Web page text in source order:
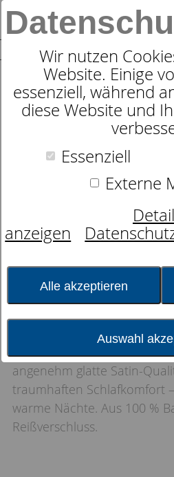
Wir nutzen
Website. Einige
essenziell, während
diese Website und
Essenziell
Externe
anzeigen
Alle akzeptieren
Auswahl
Bettwäsche
RV Zitrone
SATIN-BETTWÄSCHE:
erfrischend. Mediterranes
angenehm glatte Satin-
traumhaften Schlafkomfort
warme Nächte. Aus 100 %
Reißverschluss.